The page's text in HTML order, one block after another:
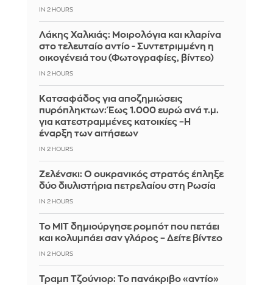
IN 2 HOURS
Λάκης Χαλκιάς: Mοιρολόγια και κλαρίνα
στο τελευταίο αντίο - Συντετριμμένη η
οικογένειά του (Φωτογραφίες, βίντεο)
IN 2 HOURS
Κατσαφάδος για αποζημιώσεις
πυρόπληκτων: Έως 1.000 ευρώ ανά τ.μ.
για κατεστραμμένες κατοικίες –Η
έναρξη των αιτήσεων
IN 2 HOURS
Ζελένσκι: Ο ουκρανικός στρατός έπληξε
δύο διυλιστήρια πετρελαίου στη Ρωσία
IN 2 HOURS
Το MIT δημιούργησε ρομπότ που πετάει
και κολυμπάει σαν γλάρος – Δείτε βίντεο
IN 2 HOURS
Τραμπ Τζούνιορ: Το πανάκριβο «αντίο»